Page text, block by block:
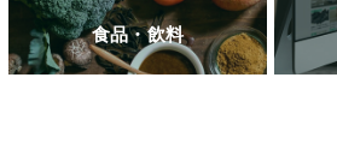
食品・飲料